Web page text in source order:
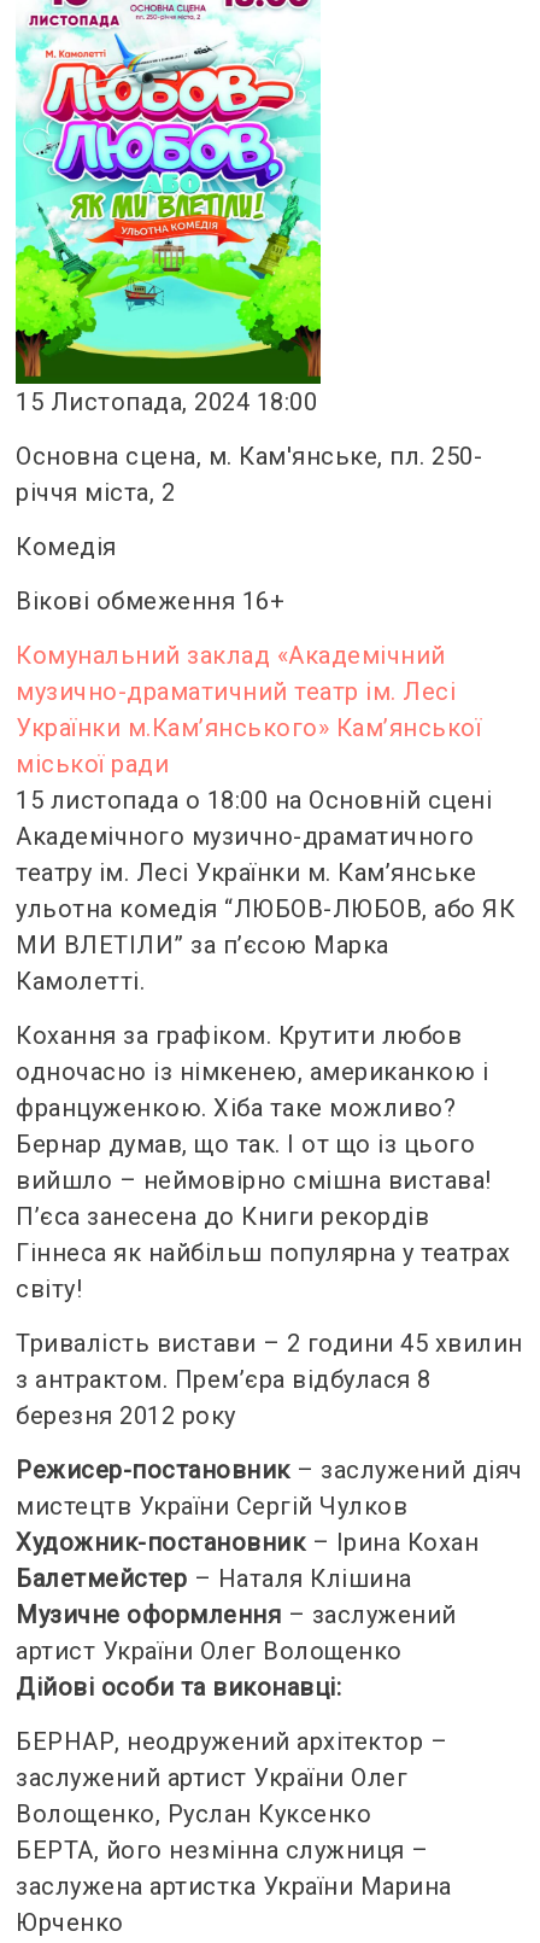
15 Листопада, 2024 18:00
Основна сцена, м. Кам'янське, пл. 250-
річчя міста, 2
Комедія
Вікові обмеження 16+
Комунальний заклад «Академічний
музично-драматичний театр ім. Лесі
Українки м.Кам’янського» Кам’янської
міської ради
15 листопада о 18:00 на Основній сцені
Академічного музично-драматичного
театру ім. Лесі Українки м. Кам’янське
ульотна комедія “ЛЮБОВ-ЛЮБОВ, або ЯК
МИ ВЛЕТІЛИ” за п’єсою Марка
Камолетті.
Кохання за графіком. Крутити любов
одночасно із німкенею, американкою і
француженкою. Хіба таке можливо?
Бернар думав, що так. І от що із цього
вийшло – неймовірно смішна вистава!
П’єса занесена до Книги рекордів
Гіннеса як найбільш популярна у театрах
світу!
Тривалість вистави – 2 години 45 хвилин
з антрактом. Прем’єра відбулася 8
березня 2012 року
Режисер-постановник– заслужений діяч
мистецтв України Сергій Чулков
Художник-постановник– Ірина Кохан
Балетмейстер – Наталя Клішина
Музичне оформлення – заслужений
артист України Олег Волощенко
Дійові особи та виконавці:
БЕРНАР, неодружений архітектор –
заслужений артист України Олег
Волощенко, Руслан Куксенко
БЕРТА, його незмінна служниця –
заслужена артистка України Марина
Юрченко